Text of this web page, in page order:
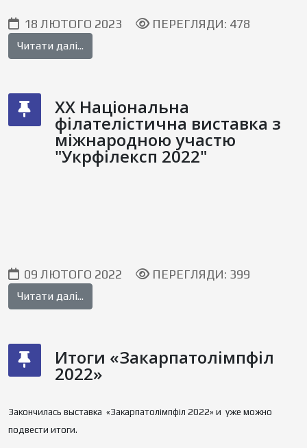
18 ЛЮТОГО 2023 ПЕРЕГЛЯДИ: 478
Читати далі...
XX Національна
філателістична виставка з
міжнародною участю
"Укрфілексп 2022"
09 ЛЮТОГО 2022 ПЕРЕГЛЯДИ: 399
Читати далі...
Итоги «Закарпатолімпфіл
2022»
Закончилась выставка «Закарпатолімпфіл 2022» и уже можно
подвести итоги.